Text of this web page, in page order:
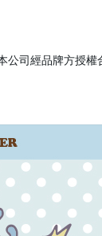
司經品牌方授權